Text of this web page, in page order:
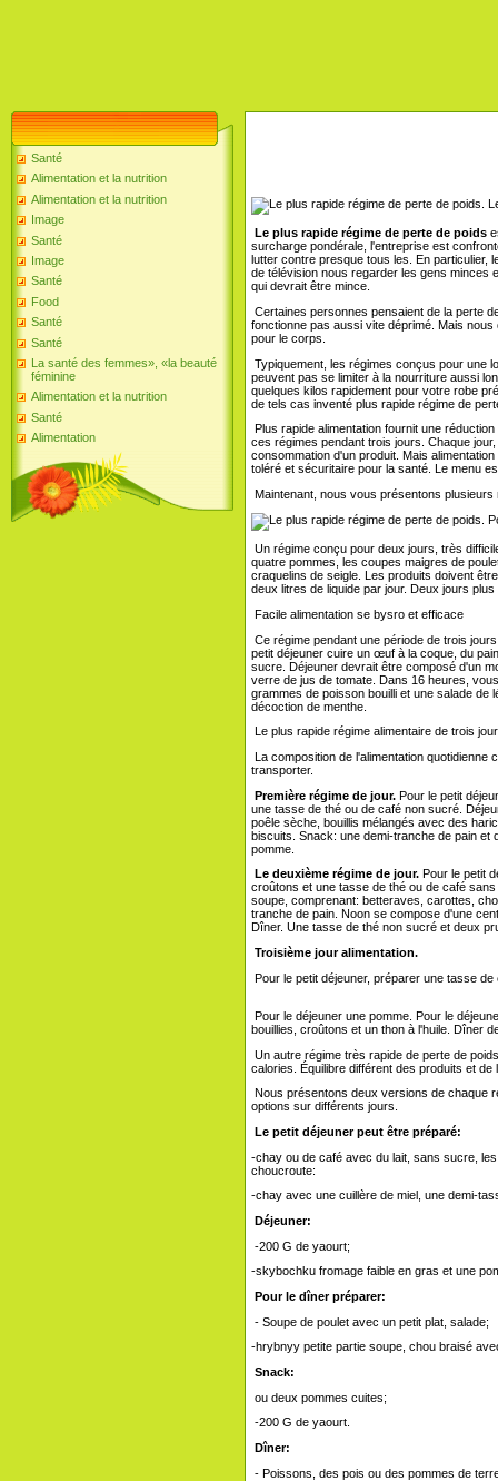
Santé
Alimentation et la nutrition
Alimentation et la nutrition
Image
Santé
Image
Santé
Food
Santé
Santé
La santé des femmes», «la beauté
féminine
Alimentation et la nutrition
Santé
Alimentation
Le plus rapide régime de perte de poids
surcharge pondérale, l'entreprise est
lutter contre presque tous les. En
de télévision nous regarder les gens minces
qui devrait être mince.
Certaines personnes pensaient de la perte
fonctionne pas aussi vite déprimé. Mais
pour le corps.
Typiquement, les régimes conçus pour une
peuvent pas se limiter à la nourriture aussi
quelques kilos rapidement pour votre robe
de tels cas inventé plus rapide régime de
Plus rapide alimentation fournit une
ces régimes pendant trois jours. Chaque
consommation d'un produit. Mais
toléré et sécuritaire pour la santé. Le menu
Maintenant, nous vous présentons
Un régime conçu pour deux jours, très
quatre pommes, les coupes maigres de
craquelins de seigle. Les produits doivent
deux litres de liquide par jour. Deux jours
Facile alimentation se bysro et efficace
Ce régime pendant une période de trois
petit déjeuner cuire un œuf à la coque, du
sucre. Déjeuner devrait être composé d'un
verre de jus de tomate. Dans 16 heures,
grammes de poisson bouilli et une salade de
décoction de menthe.
Le plus rapide régime alimentaire de trois
La composition de l'alimentation quotidienne
transporter.
Première régime de jour. Pour le petit
une tasse de thé ou de café non sucré.
poêle sèche, bouillis mélangés avec des
biscuits. Snack: une demi-tranche de pain
pomme.
Le deuxième régime de jour. Pour le petit
croûtons et une tasse de thé ou de café
soupe, comprenant: betteraves, carottes,
tranche de pain. Noon se compose d'une
Dîner. Une tasse de thé non sucré et deux
Troisième jour alimentation.
Pour le petit déjeuner, préparer une tasse
Pour le déjeuner une pomme. Pour le
bouillies, croûtons et un thon à l'huile. Dîner
Un autre régime très rapide de perte de
calories. Équilibre différent des produits et
Nous présentons deux versions de chaque
options sur différents jours.
Le petit déjeuner peut être préparé:
-chay ou de café avec du lait, sans sucre,
choucroute:
-chay avec une cuillère de miel, une demi-
Déjeuner:
-200 G de yaourt;
-skybochku fromage faible en gras et une
Pour le dîner préparer:
- Soupe de poulet avec un petit plat, salade;
-hrybnyy petite partie soupe, chou braisé
Snack:
ou deux pommes cuites;
-200 G de yaourt.
Dîner:
- Poissons, des pois ou des pommes de